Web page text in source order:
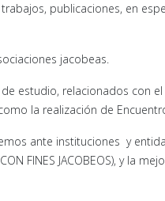
publicaciones, en
jacobeas.
estudio, relacionados
la realización de
ante instituciones y
CON FINES JACOBEOS),